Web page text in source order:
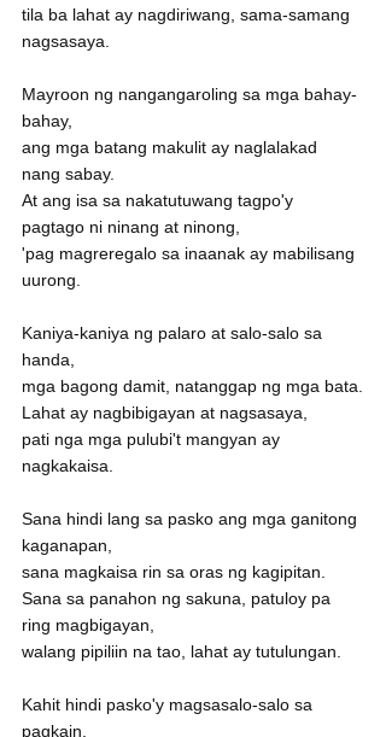
tila ba lahat ay nagdiriwang, sama-samang
nagsasaya.
Mayroon ng nangangaroling sa mga bahay-
bahay,
ang mga batang makulit ay naglalakad
nang sabay.
At ang isa sa nakatutuwang tagpo'y
pagtago ni ninang at ninong,
'pag magreregalo sa inaanak ay mabilisang
uurong.
Kaniya-kaniya ng palaro at salo-salo sa
handa,
mga bagong damit, natanggap ng mga bata.
Lahat ay nagbibigayan at nagsasaya,
pati nga mga pulubi't mangyan ay
nagkakaisa.
Sana hindi lang sa pasko ang mga ganitong
kaganapan,
sana magkaisa rin sa oras ng kagipitan.
Sana sa panahon ng sakuna, patuloy pa
ring magbigayan,
walang pipiliin na tao, lahat ay tutulungan.
Kahit hindi pasko'y magsasalo-salo sa
pagkain,